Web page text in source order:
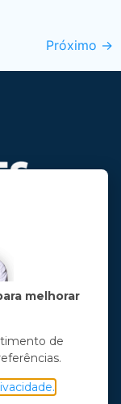
Próximo →
filosofia
política
Notícias
Opinião
melhorar
de